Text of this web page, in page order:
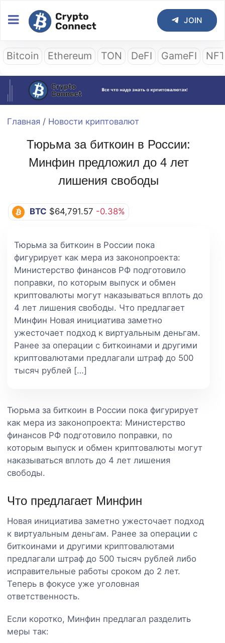
JOIN
Bitcoin Ethereum TON DeFI GameFI
Главная / Новости криптовалют
Тюрьма за биткоин в России:
Минфин предложил до 4 лет
лишения свободы
BTC $64,791.57 -0.38%
Тюрьма за биткоин в России пока
фигурирует как мера из законопроекта:
Министерство финансов РФ подготовило
поправки, по которым выпуск и обмен
криптовалюты могут наказываться вплоть до
4 лет лишения свободы. Что предлагает
Минфин Новая инициатива заметно
ужесточает подход к виртуальным деньгам.
Ранее за операции с биткоинами и другими
криптовалютами предлагали штраф до 500
тысяч рублей […]
Тюрьма за биткоин в России пока фигурирует
как мера из законопроекта: Министерство
финансов РФ подготовило поправки, по
которым выпуск и обмен криптовалюты могут
наказываться вплоть до 4 лет лишения
свободы.
Что предлагает Минфин
Новая инициатива заметно ужесточает подход
к виртуальным деньгам. Ранее за операции с
биткоинами и другими криптовалютами
предлагали штраф до 500 тысяч рублей либо
исправительные работы сроком до 2 лет.
Теперь в фокусе уже уголовная
ответственность.
Если коротко, Минфин предлагал разделить
меры так: